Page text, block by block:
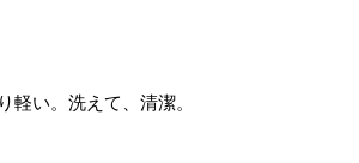
軽い。洗えて、清潔。